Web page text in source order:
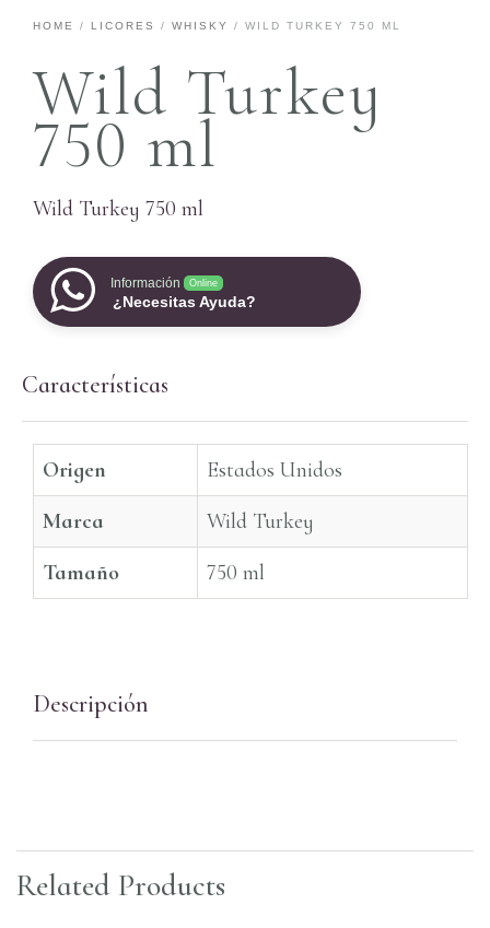
HOME / LICORES / WHISKY / WILD TURKEY 750 ML
Wild Turkey
750 ml
Wild Turkey 750 ml
Información Online
¿Necesitas Ayuda?
Características
Origen
Estados Unidos
Marca
Wild Turkey
Tamaño
750 ml
Descripción
Related Products